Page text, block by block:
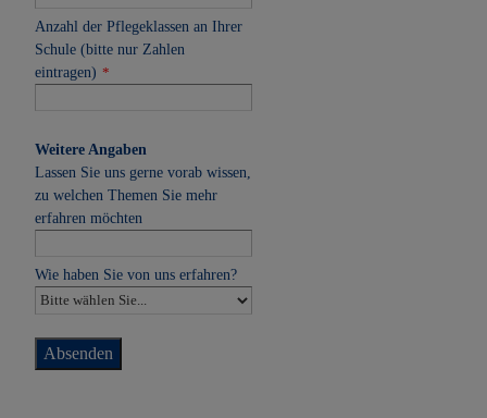
Anzahl der Pflegeklassen an Ihrer
Schule (bitte nur Zahlen
eintragen) *
Weitere Angaben
Lassen Sie uns gerne vorab wissen,
zu welchen Themen Sie mehr
erfahren möchten
Wie haben Sie von uns erfahren?